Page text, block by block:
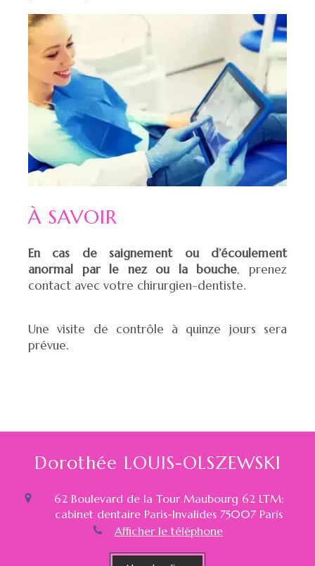
À SAVOIR
En cas de saignement ou d’écoulement
anormal par le nez ou la bouche, prenez
contact avec votre chirurgien-dentiste.
Une visite de contrôle à quinze jours sera
prévue.
Dorothée LOUIS-OLSZEWSKI
62 Boulevard de la Tour Maubourg 62 LTM:
cabinet dentaire Paris-Invalides 75007 Paris
Afficher le téléphone